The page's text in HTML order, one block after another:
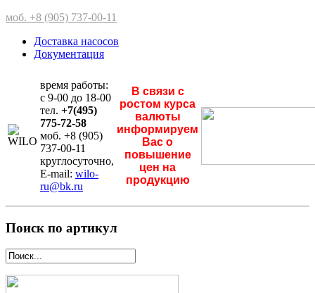
моб. +8 (905) 737-00-11
Доставка насосов
Документация
время работы:
с 9-00 до 18-00
тел. +7(495)
775-72-58
моб. +8 (905)
737-00-11
круглосуточно,
E-mail: wilo-
ru@bk.ru
В связи с
ростом курса
валюты
информируем
Вас о
повышение
цен на
продукцию
Поиск по артикул